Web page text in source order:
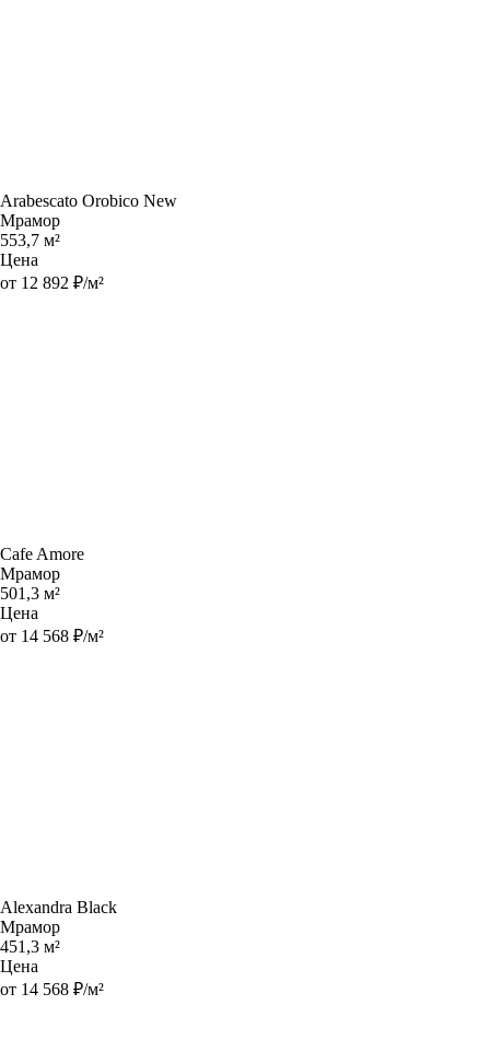
Arabescato Orobico New
Мрамор
553,7 м²
Цена
от 12 892 ₽/м²
Cafe Amore
Мрамор
501,3 м²
Цена
от 14 568 ₽/м²
Alexandra Black
Мрамор
451,3 м²
Цена
от 14 568 ₽/м²